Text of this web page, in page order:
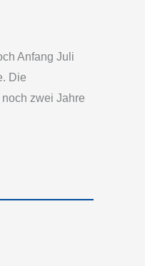
Anfang Juli
Die
zwei Jahre